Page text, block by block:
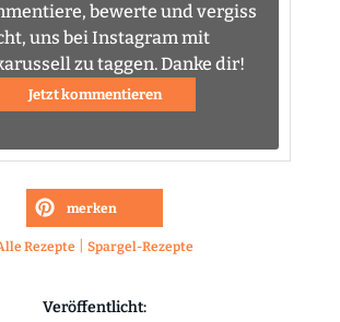
bewerte und vergiss
uns bei Instagram mit
zu taggen. Danke dir!
Jetzt kommentieren
merken
Rezepte |Spargel-Rezepte
Veröffentlicht: